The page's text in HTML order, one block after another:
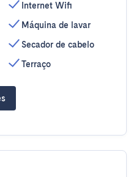
Internet Wifi
Máquina de lavar
Secador de cabelo
Terraço